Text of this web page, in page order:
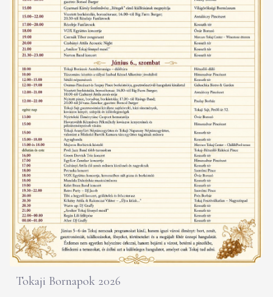
Tokaji Bornapok 2026